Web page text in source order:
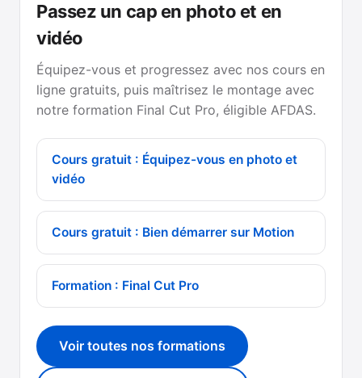
Passez un cap en photo et en
vidéo
Équipez-vous et progressez avec nos cours en
ligne gratuits, puis maîtrisez le montage avec
notre formation Final Cut Pro, éligible AFDAS.
Cours gratuit : Équipez-vous en photo et
vidéo
Cours gratuit : Bien démarrer sur Motion
Formation : Final Cut Pro
Voir toutes nos formations